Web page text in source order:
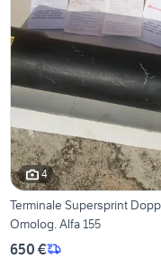
4
Terminale Supersprint
Omolog. Alfa 155
650 €